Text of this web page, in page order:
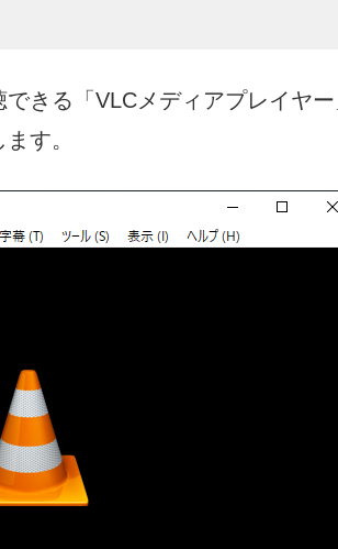
きる「VLCメディアプレイヤー
す。